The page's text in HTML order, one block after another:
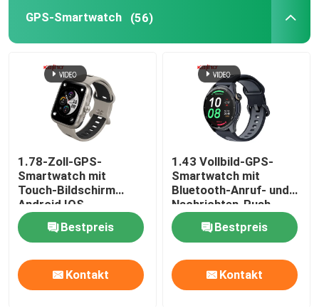
GPS-Smartwatch (56)
1.78-Zoll-GPS-
Smartwatch mit
Touch-Bildschirm
Android IOS
Smartwatch BT
AnrufenBestpreis
Kontakt
1.43 Vollbild-GPS-
Smartwatch mit
Bluetooth-Anruf- und
Nachrichten-Push
Bestpreis
Kontakt